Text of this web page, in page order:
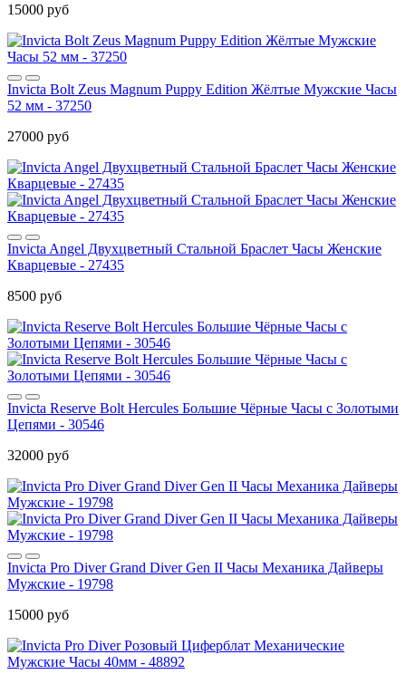
15000 руб
Invicta Bolt Zeus Magnum Puppy Edition Жёлтые Мужские Часы
52 мм - 37250
27000 руб
Invicta Angel Двухцветный Стальной Браслет Часы Женские
Кварцевые - 27435
8500 руб
Invicta Reserve Bolt Hercules Большие Чёрные Часы с Золотыми
Цепями - 30546
32000 руб
Invicta Pro Diver Grand Diver Gen II Часы Механика Дайверы
Мужские - 19798
15000 руб